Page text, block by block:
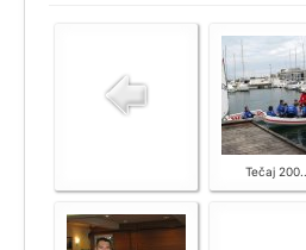
Dokumenti
Tečaj 200...